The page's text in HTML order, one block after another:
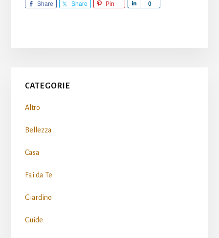
Share Share Pin 0
Primary
Sidebar
CATEGORIE
Altro
Bellezza
Casa
Fai da Te
Giardino
Guide